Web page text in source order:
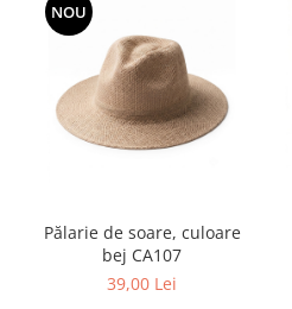
NOU
Pălarie de soare, culoare
bej CA107
39,00 Lei